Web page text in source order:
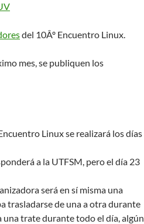
del 10Âº Encuentro Linux.
mes, se publiquen los
Linux se realizará los días
a la UTFSM, pero el día 23
será en sí misma una
trasladarse de una a otra durante
una trate durante todo el día, algún